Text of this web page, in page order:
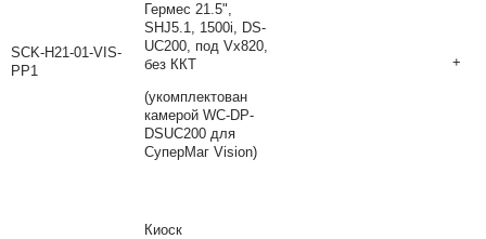
SCK-H21-01-VIS-
PP1
Гермес 21.5",
SHJ5.1, 1500i, DS-
UC200, под Vx820,
без ККТ
(укомплектован
камерой WC-DP-
DSUC200 для
СуперМаг Vision)
+
Киоск